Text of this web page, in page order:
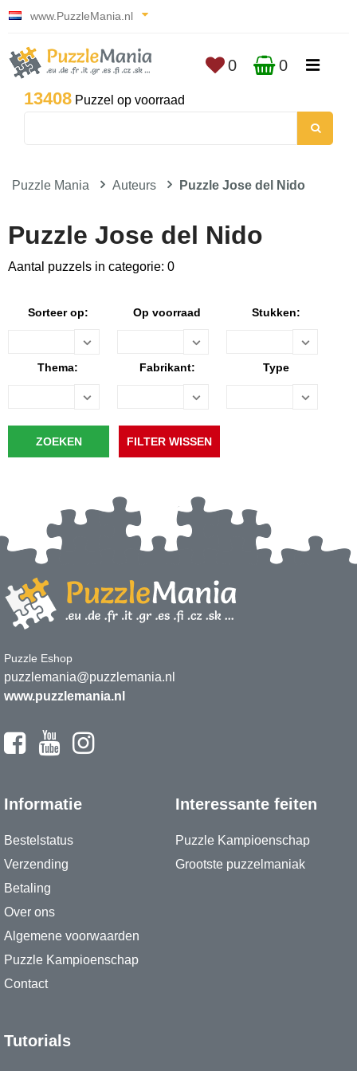
www.PuzzleMania.nl
13408 Puzzel op voorraad
0 0
Puzzle Mania Auteurs Puzzle Jose del Nido
Puzzle Jose del Nido
Aantal puzzels in categorie: 0
Sorteer op: Op voorraad Stukken:
Thema: Fabrikant: Type
Puzzle Eshop
puzzlemania@puzzlemania.nl
www.puzzlemania.nl
Informatie
Bestelstatus
Verzending
Betaling
Over ons
Algemene voorwaarden
Puzzle Kampioenschap
Contact
Interessante feiten
Puzzle Kampioenschap
Grootste puzzelmaniak
Tutorials